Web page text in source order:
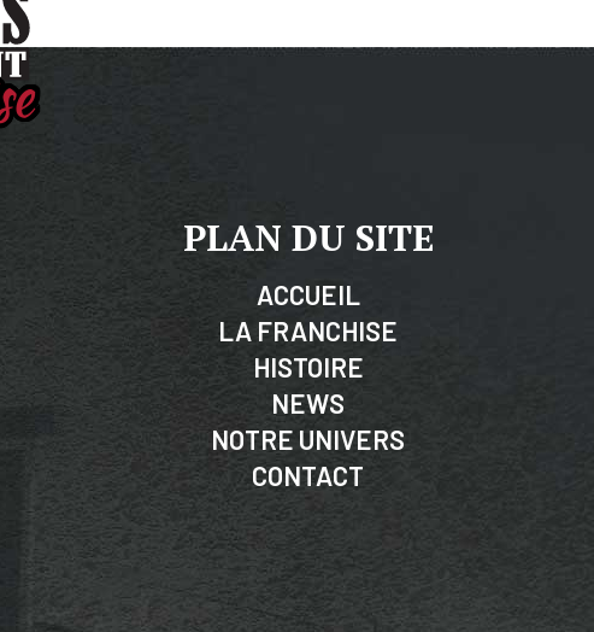
PLAN DU SITE
ACCUEIL
LA FRANCHISE
HISTOIRE
NEWS
NOTRE UNIVERS
CONTACT